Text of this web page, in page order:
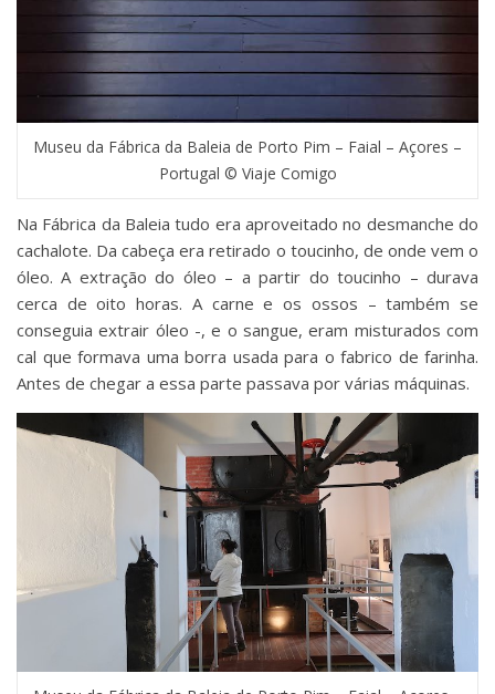
Museu da Fábrica da Baleia de Porto Pim – Faial – Açores –
Portugal © Viaje Comigo
Na Fábrica da Baleia tudo era aproveitado no desmanche do
cachalote. Da cabeça era retirado o toucinho, de onde vem o
óleo. A extração do óleo – a partir do toucinho – durava
cerca de oito horas. A carne e os ossos – também se
conseguia extrair óleo -, e o sangue, eram misturados com
cal que formava uma borra usada para o fabrico de farinha.
Antes de chegar a essa parte passava por várias máquinas.